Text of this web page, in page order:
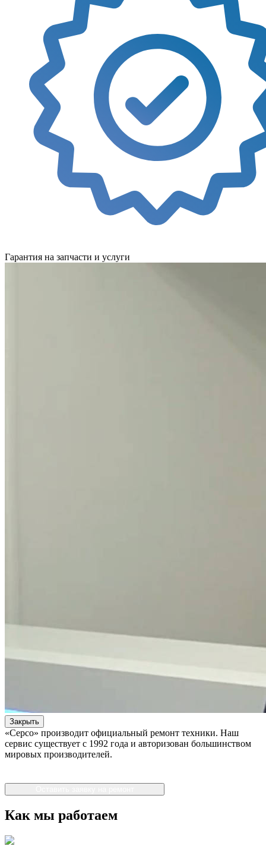
Гарантия на запчасти и услуги
Закрыть
«Серсо» производит официальный ремонт техники. Наш
сервис существует с 1992 года и авторизован большинством
мировых производителей.
Как мы работаем